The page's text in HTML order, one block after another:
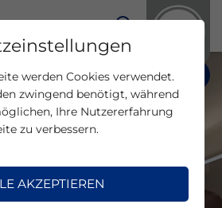
rund um das
rund um das
werden Cookies verwendet.
zwingend benötigt, während
Ihre Nutzererfahrung
zu verbessern.
AKZEPTIEREN